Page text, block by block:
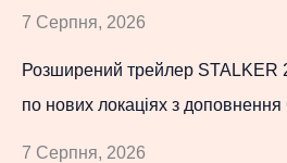
7 Серпня, 2026
Розширений трейлер STALKER
по нових локаціях з
7 Серпня, 2026